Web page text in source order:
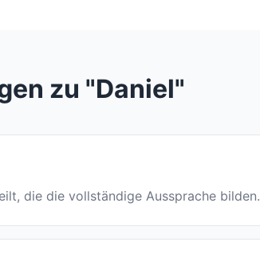
zu "Daniel"
die die vollständige Aussprache bilden.